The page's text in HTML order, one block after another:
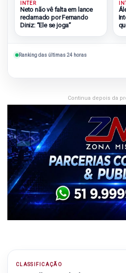
INTER
Neto não vê falta em lance
reclamado por Fernando
Diniz: “Ele se joga”
Ranking das últimas 24 horas
Continua depois da
CLASSIFICAÇÃO